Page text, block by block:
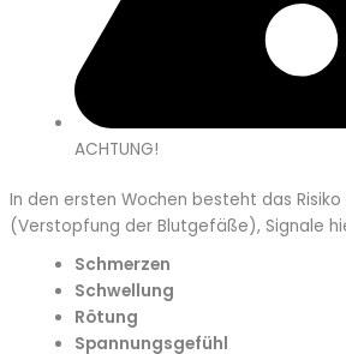
ACHTUNG!
In den ersten Wochen besteht das Risiko
(Verstopfung der Blutgefäße), Signale
Schmerzen
Schwellung
Rötung
Spannungsgefühl